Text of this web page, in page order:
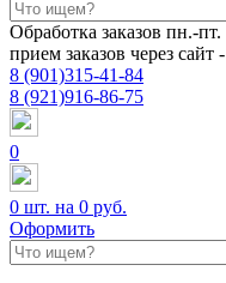
Обработка заказов пн.-
прием заказов через сайт
8 (901)315-41-84
8 (921)916-86-75
0
0 шт. на 0 руб.
Оформить